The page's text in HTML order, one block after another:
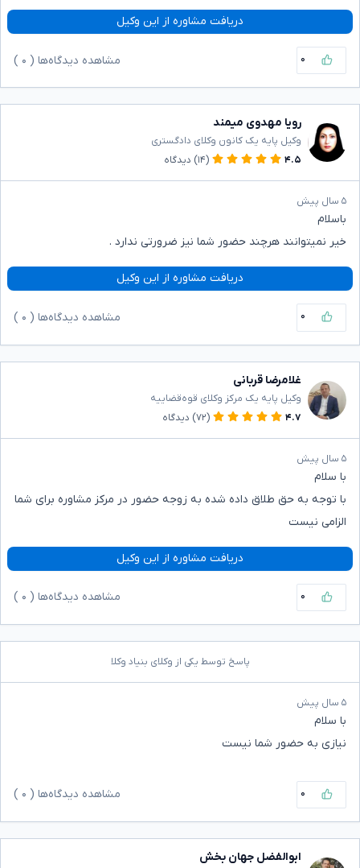
دریافت مشاوره از این وکیل
۰ مشاهده دیدگاه‌ها ( ۰
رویا مهدوی میمند
وکیل پایه یک کانون وکلای دادگستری
۴.۵
(۱۴) دیدگاه
۵ سال پیش
باسلام
خیر نمیتوانند هرچند حضور شما نیز ضرورتی ندارد .
دریافت مشاوره از این وکیل
۰ مشاهده دیدگاه‌ها ( ۰
غلامرضا قربانی
وکیل پایه یک مرکز وکلای قوه‌قضاییه
۴.۷
(۷۲) دیدگاه
۵ سال پیش
با سلام
با توجه به حق طلاق داده شده به زوجه حضور در مرکز مشاوره برای شما
الزامی نیست
دریافت مشاوره از این وکیل
۰ مشاهده دیدگاه‌ها ( ۰
پاسخ توسط یکی از وکلای بنیاد وکلا
۵ سال پیش
با سلام
نیازی به حضور شما نیست
۰ مشاهده دیدگاه‌ها ( ۰
ابوالفضل جهان بخش